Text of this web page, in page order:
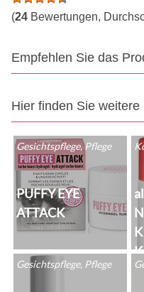
(24 Bewertungen,
Empfehlen Sie das
Hier finden Sie
Gesichtspflege, Pflege
PUFFY EYE
ATTACK
Gesichtspflege, Pflege